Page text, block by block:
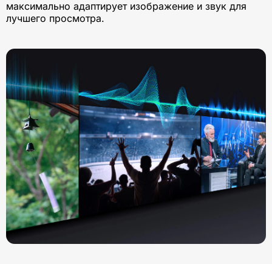
максимально адаптирует изображение и звук для
лучшего просмотра.